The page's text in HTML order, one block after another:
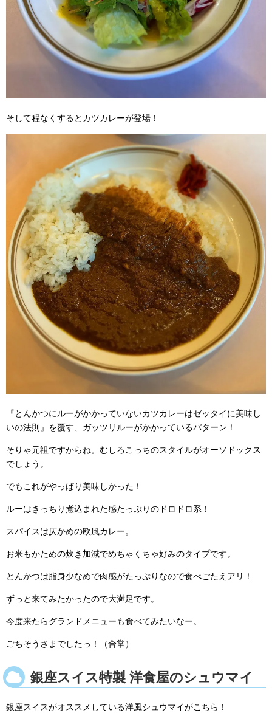
そして程なくするとカツカレーが登場！
『とんかつにルーがかかっていないカツカレーはゼッタイに美味し
いの法則』を覆す、ガッツリルーがかかっているパターン！
そりゃ元祖ですからね。むしろこっちのスタイルがオーソドックス
でしょう。
でもこれがやっぱり美味しかった！
ルーはきっちり煮込まれた感たっぷりのドロドロ系！
スパイスは仄かめの欧風カレー。
お米もかための炊き加減でめちゃくちゃ好みのタイプです。
とんかつは脂身少なめで肉感がたっぷりなので食べごたえアリ！
ずっと来てみたかったので大満足です。
今度来たらグランドメニューも食べてみたいなー。
ごちそうさまでしたっ！（合掌）
銀座スイス特製 洋食屋のシュウマイ
銀座スイスがオススメしている洋風シュウマイがこちら！